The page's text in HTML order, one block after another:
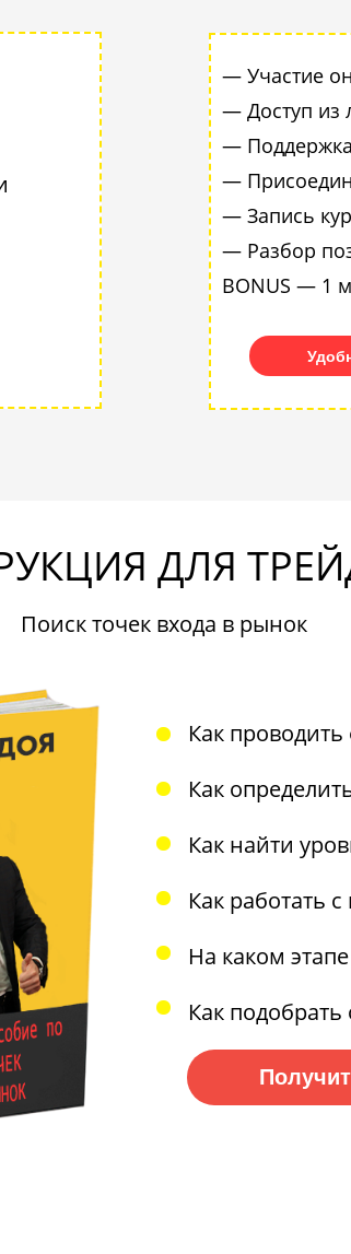
— Участие
— Доступ из
—
—
— Запись
— Разбор
BONUS — 1
Как
Как
Как найти
Как работать
На каком
Как
ДЛЯ
Поиск точек входа в рынок